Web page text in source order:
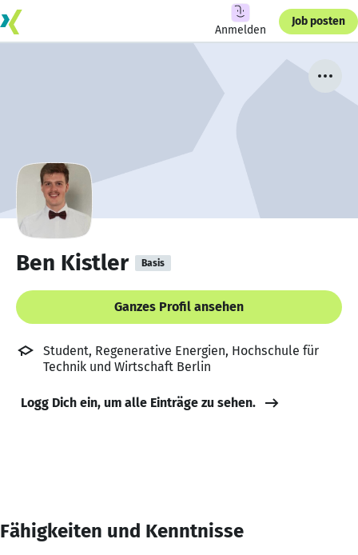
Anmelden
Job posten
Ben Kistler Basis
Ganzes Profil ansehen
Student, Regenerative Energien, Hochschule für
Technik und Wirtschaft Berlin
Logg Dich ein, um alle Einträge zu sehen.
Fähigkeiten und Kenntnisse